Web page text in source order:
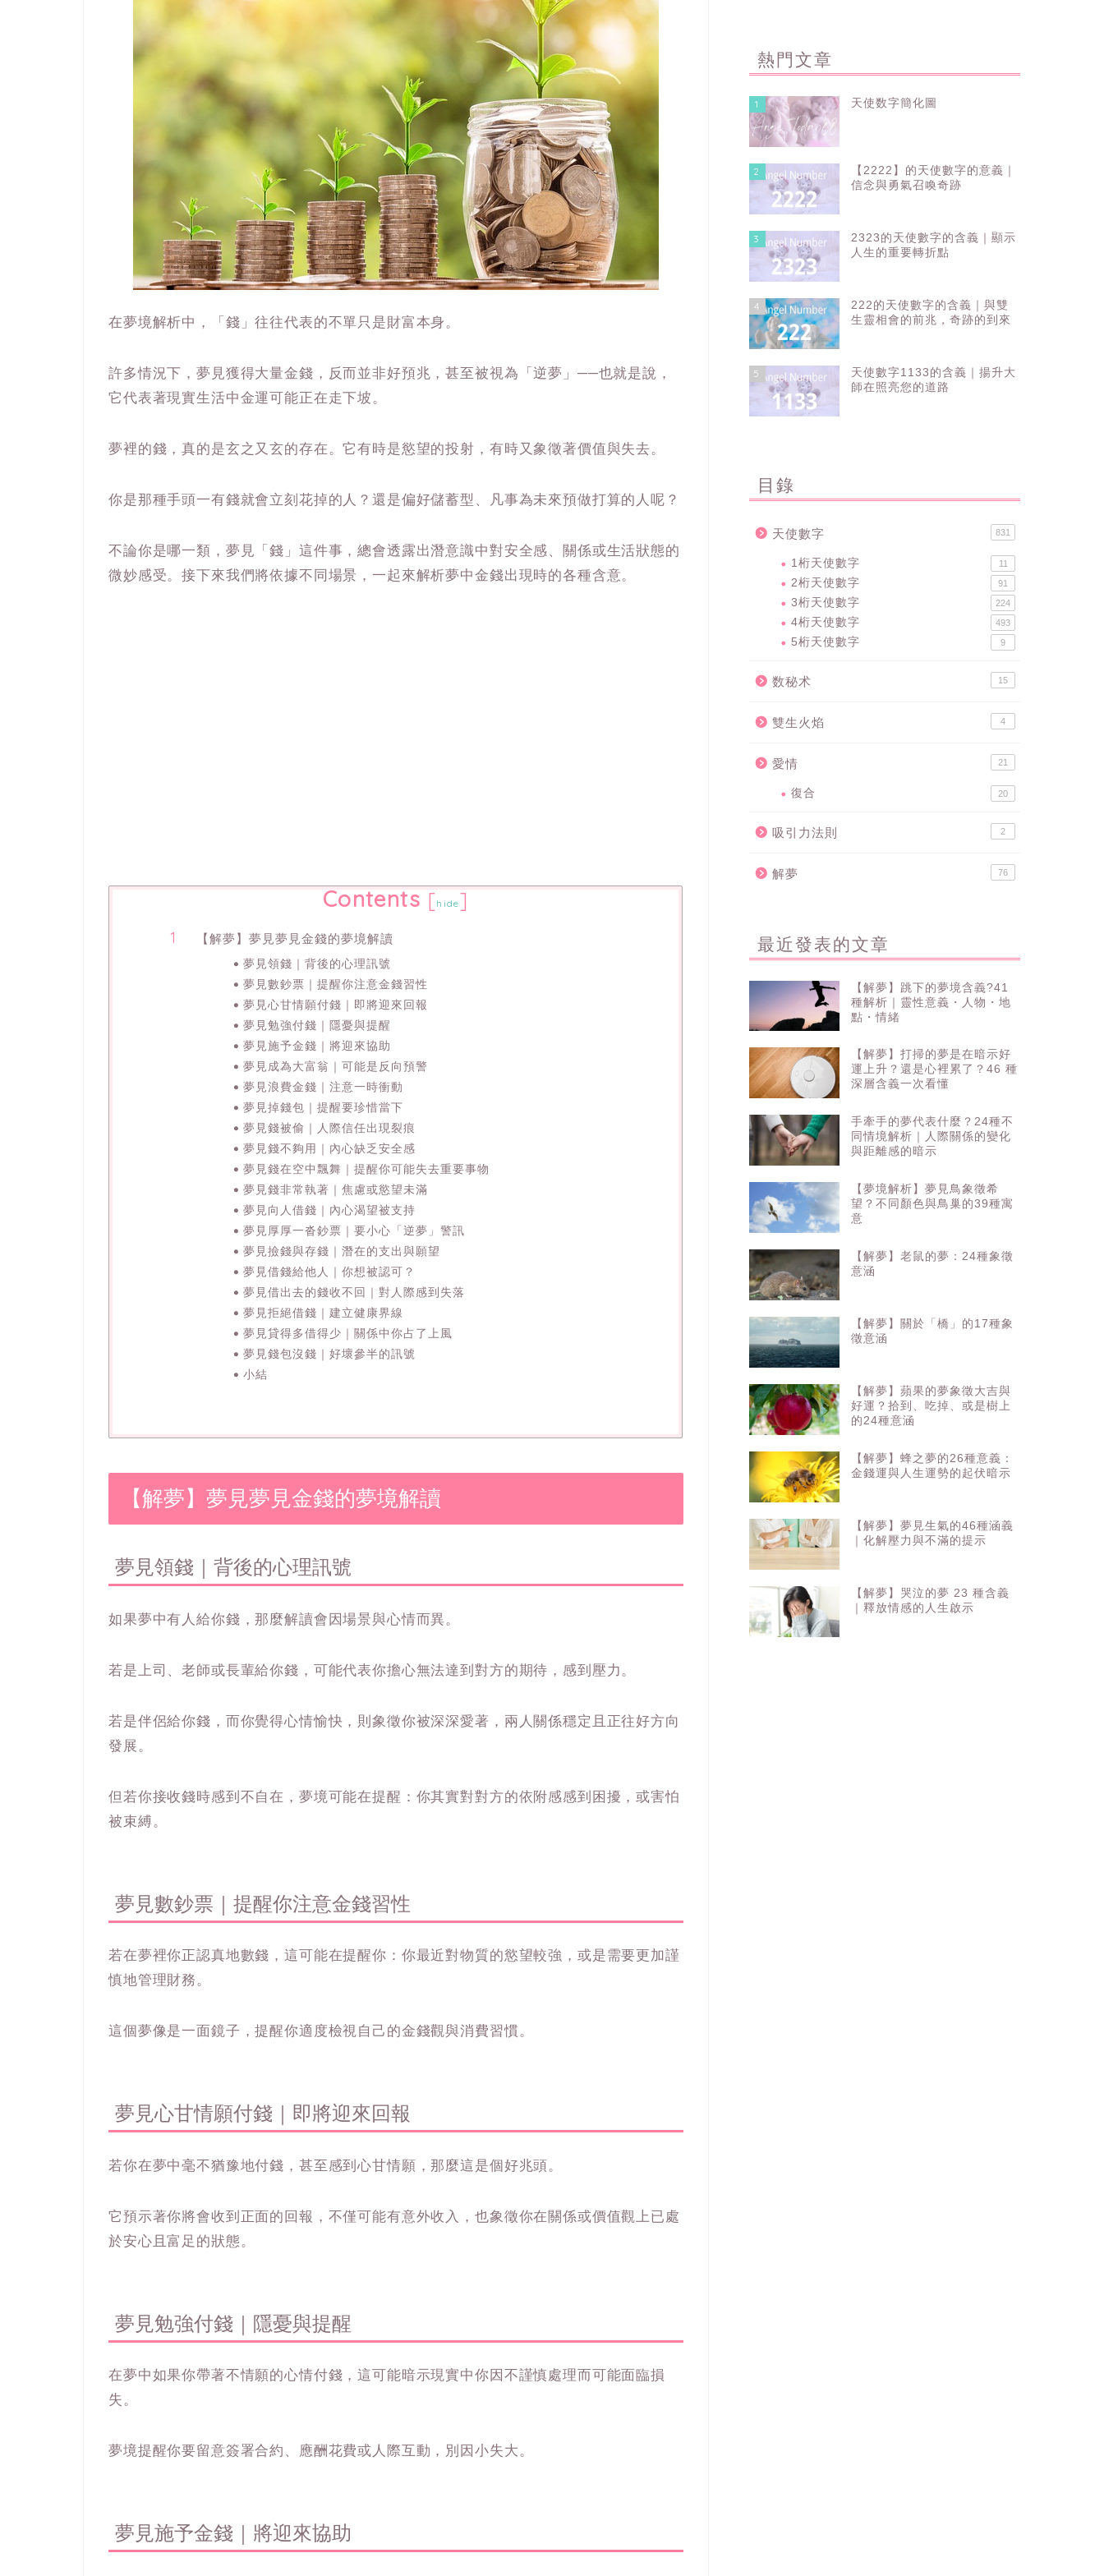
在夢境解析中，「錢」往往代表的不單只是財富本身。
許多情況下，夢見獲得大量金錢，反而並非好預兆，甚至被視為「逆夢」──也就是說，
它代表著現實生活中金運可能正在走下坡。
夢裡的錢，真的是玄之又玄的存在。它有時是慾望的投射，有時又象徵著價值與失去。
你是那種手頭一有錢就會立刻花掉的人？還是偏好儲蓄型、凡事為未來預做打算的人呢？
不論你是哪一類，夢見「錢」這件事，總會透露出潛意識中對安全感、關係或生活狀態的
微妙感受。接下來我們將依據不同場景，一起來解析夢中金錢出現時的各種含意。
Contents [hide]
【解夢】夢見夢見金錢的夢境解讀
夢見領錢｜背後的心理訊號
夢見數鈔票｜提醒你注意金錢習性
夢見心甘情願付錢｜即將迎來回報
夢見勉強付錢｜隱憂與提醒
夢見施予金錢｜將迎來協助
夢見成為大富翁｜可能是反向預警
夢見浪費金錢｜注意一時衝動
夢見掉錢包｜提醒要珍惜當下
夢見錢被偷｜人際信任出現裂痕
夢見錢不夠用｜內心缺乏安全感
夢見錢在空中飄舞｜提醒你可能失去重要事物
夢見錢非常執著｜焦慮或慾望未滿
夢見向人借錢｜內心渴望被支持
夢見厚厚一沓鈔票｜要小心「逆夢」警訊
夢見撿錢與存錢｜潛在的支出與願望
夢見借錢給他人｜你想被認可？
夢見借出去的錢收不回｜對人際感到失落
夢見拒絕借錢｜建立健康界線
夢見貸得多借得少｜關係中你占了上風
夢見錢包沒錢｜好壞參半的訊號
小結
【解夢】夢見夢見金錢的夢境解讀
夢見領錢｜背後的心理訊號
如果夢中有人給你錢，那麼解讀會因場景與心情而異。
若是上司、老師或長輩給你錢，可能代表你擔心無法達到對方的期待，感到壓力。
若是伴侶給你錢，而你覺得心情愉快，則象徵你被深深愛著，兩人關係穩定且正往好方向
發展。
但若你接收錢時感到不自在，夢境可能在提醒：你其實對對方的依附感感到困擾，或害怕
被束縛。
夢見數鈔票｜提醒你注意金錢習性
若在夢裡你正認真地數錢，這可能在提醒你：你最近對物質的慾望較強，或是需要更加謹
慎地管理財務。
這個夢像是一面鏡子，提醒你適度檢視自己的金錢觀與消費習慣。
夢見心甘情願付錢｜即將迎來回報
若你在夢中毫不猶豫地付錢，甚至感到心甘情願，那麼這是個好兆頭。
它預示著你將會收到正面的回報，不僅可能有意外收入，也象徵你在關係或價值觀上已處
於安心且富足的狀態。
夢見勉強付錢｜隱憂與提醒
在夢中如果你帶著不情願的心情付錢，這可能暗示現實中你因不謹慎處理而可能面臨損
失。
夢境提醒你要留意簽署合約、應酬花費或人際互動，別因小失大。
夢見施予金錢｜將迎來協助
熱門文章
1 天使数字簡化圖
2
【2222】的天使數字的意義｜
信念與勇氣召喚奇跡
3
2323的天使數字的含義｜顯示
人生的重要轉折點
4
222的天使數字的含義｜與雙
生靈相會的前兆，奇跡的到來
5
天使數字1133的含義｜揚升大
師在照亮您的道路
目錄
天使數字 831
1桁天使數字 11
2桁天使數字 91
3桁天使數字 224
4桁天使數字 493
5桁天使數字 9
数秘术 15
雙生火焰 4
愛情 21
復合 20
吸引力法則 2
解夢 76
最近發表的文章
【解夢】跳下的夢境含義?41
種解析｜靈性意義・人物・地
點・情緒
【解夢】打掃的夢是在暗示好
運上升？還是心裡累了？46 種
深層含義一次看懂
手牽手的夢代表什麼？24種不
同情境解析｜人際關係的變化
與距離感的暗示
【夢境解析】夢見鳥象徵希
望？不同顏色與鳥巢的39種寓
意
【解夢】老鼠的夢：24種象徵
意涵
【解夢】關於「橋」的17種象
徵意涵
【解夢】蘋果的夢象徵大吉與
好運？拾到、吃掉、或是樹上
的24種意涵
【解夢】蜂之夢的26種意義：
金錢運與人生運勢的起伏暗示
【解夢】夢見生氣的46種涵義
｜化解壓力與不滿的提示
【解夢】哭泣的夢 23 種含義
｜釋放情感的人生啟示